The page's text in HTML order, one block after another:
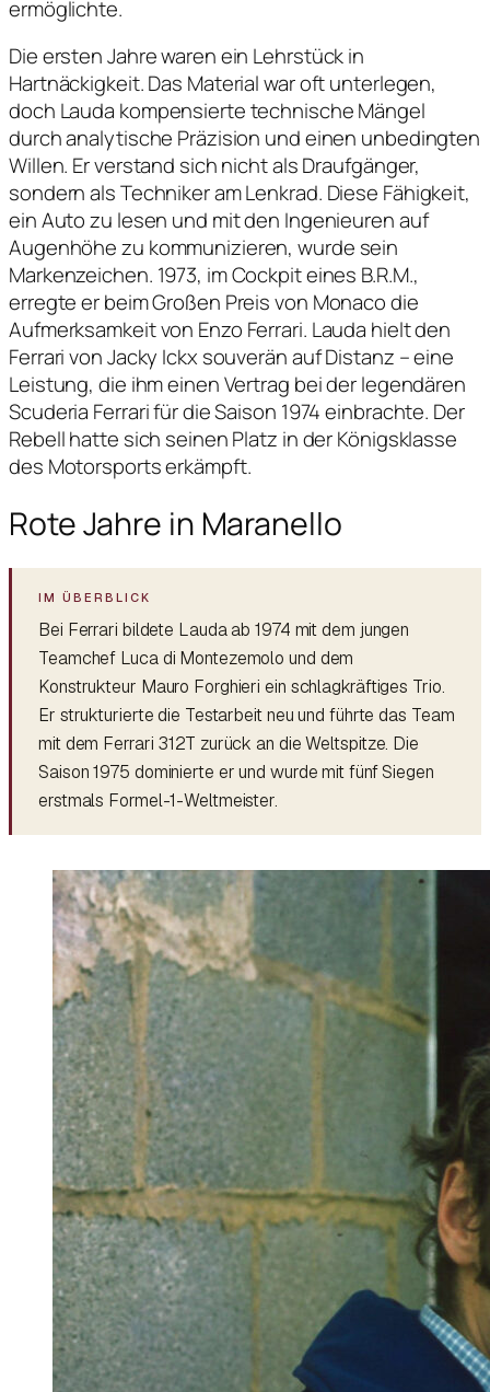
ermöglichte.
Die ersten Jahre waren ein Lehrstück in
Hartnäckigkeit. Das Material war oft unterlegen,
doch Lauda kompensierte technische Mängel
durch analytische Präzision und einen unbedingten
Willen. Er verstand sich nicht als Draufgänger,
sondern als Techniker am Lenkrad. Diese Fähigkeit,
ein Auto zu lesen und mit den Ingenieuren auf
Augenhöhe zu kommunizieren, wurde sein
Markenzeichen. 1973, im Cockpit eines B.R.M.,
erregte er beim Großen Preis von Monaco die
Aufmerksamkeit von Enzo Ferrari. Lauda hielt den
Ferrari von Jacky Ickx souverän auf Distanz – eine
Leistung, die ihm einen Vertrag bei der legendären
Scuderia Ferrari für die Saison 1974 einbrachte. Der
Rebell hatte sich seinen Platz in der Königsklasse
des Motorsports erkämpft.
Rote Jahre in Maranello
Bei Ferrari bildete Lauda ab 1974 mit dem jungen
Teamchef Luca di Montezemolo und dem
Konstrukteur Mauro Forghieri ein schlagkräftiges Trio.
Er strukturierte die Testarbeit neu und führte das Team
mit dem Ferrari 312T zurück an die Weltspitze. Die
Saison 1975 dominierte er und wurde mit fünf Siegen
erstmals Formel-1-Weltmeister.